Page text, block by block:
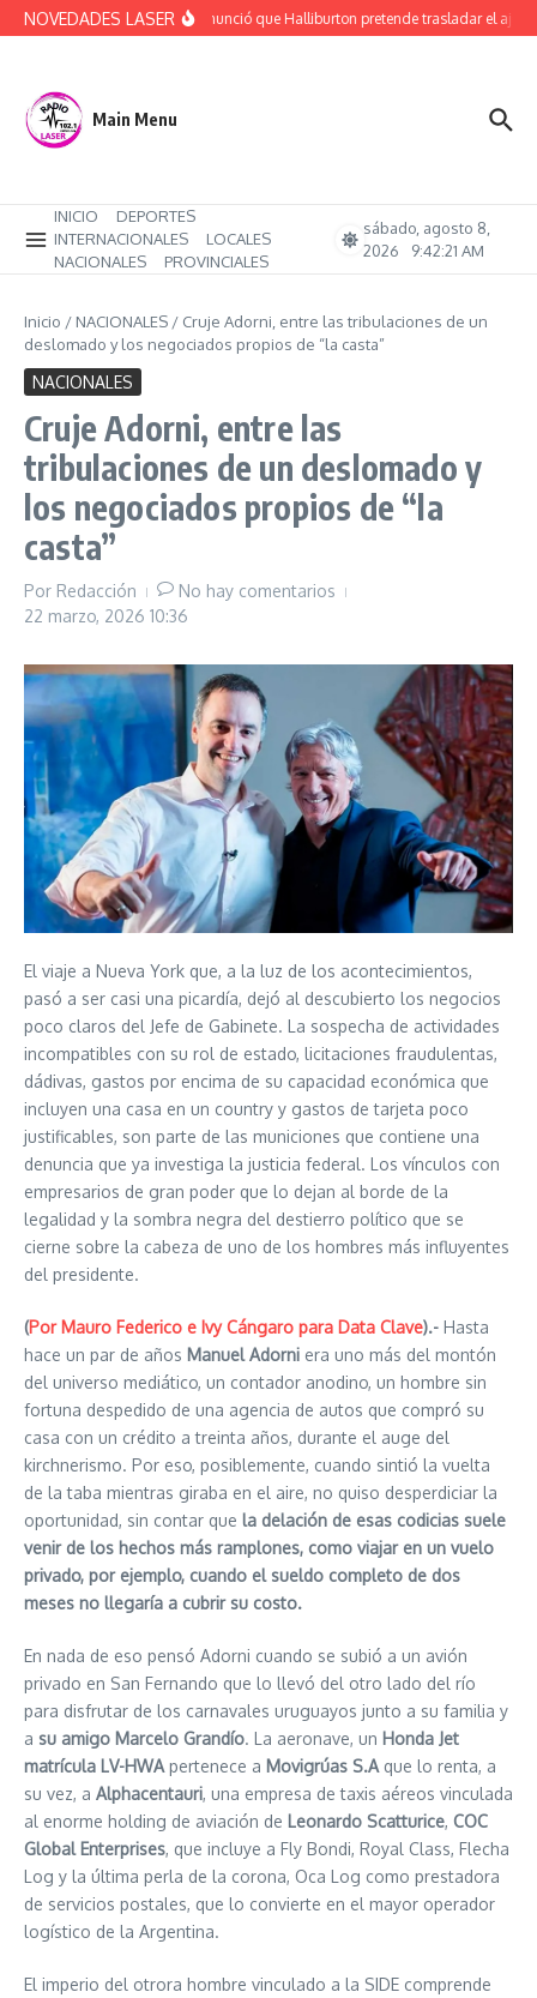
Saltar al contenido
NOVEDADES LASERRucci denunció que Halliburton pretende trasladar el ajuste
Main Menu
INICIO
DEPORTES
INTERNACIONALES
LOCALES
NACIONALES
PROVINCIALES
sábado, agosto 8,
2026
9:42:22 AM
Inicio / NACIONALES / Cruje Adorni, entre las tribulaciones de un
deslomado y los negociados propios de “la casta”
NACIONALES
Cruje Adorni, entre las
tribulaciones de un deslomado y
los negociados propios de “la
casta”
Por Redacción
No hay comentarios
22 marzo, 2026 10:36
El viaje a Nueva York que, a la luz de los acontecimientos,
pasó a ser casi una picardía, dejó al descubierto los negocios
poco claros del Jefe de Gabinete. La sospecha de actividades
incompatibles con su rol de estado, licitaciones fraudulentas,
dádivas, gastos por encima de su capacidad económica que
incluyen una casa en un country y gastos de tarjeta poco
justificables, son parte de las municiones que contiene una
denuncia que ya investiga la justicia federal. Los vínculos con
empresarios de gran poder que lo dejan al borde de la
legalidad y la sombra negra del destierro político que se
cierne sobre la cabeza de uno de los hombres más influyentes
del presidente.
(Por Mauro Federico e Ivy Cángaro para Data Clave).- Hasta
hace un par de años Manuel Adorni era uno más del montón
del universo mediático, un contador anodino, un hombre sin
fortuna despedido de una agencia de autos que compró su
casa con un crédito a treinta años, durante el auge del
kirchnerismo. Por eso, posiblemente, cuando sintió la vuelta
de la taba mientras giraba en el aire, no quiso desperdiciar la
oportunidad, sin contar que la delación de esas codicias suele
venir de los hechos más ramplones, como viajar en un vuelo
privado, por ejemplo, cuando el sueldo completo de dos
meses no llegaría a cubrir su costo.
En nada de eso pensó Adorni cuando se subió a un avión
privado en San Fernando que lo llevó del otro lado del río
para disfrutar de los carnavales uruguayos junto a su familia y
a su amigo Marcelo Grandío. La aeronave, un Honda Jet
matrícula LV-HWA pertenece a Movigrúas S.A que lo renta, a
su vez, a Alphacentauri, una empresa de taxis aéreos vinculada
al enorme holding de aviación de Leonardo Scatturice, COC
Global Enterprises, que incluye a Fly Bondi, Royal Class, Flecha
Log y la última perla de la corona, Oca Log como prestadora
de servicios postales, que lo convierte en el mayor operador
logístico de la Argentina.
El imperio del otrora hombre vinculado a la SIDE comprende